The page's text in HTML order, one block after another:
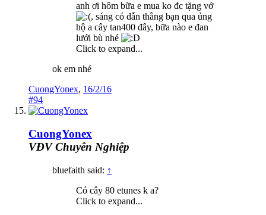
anh ơi hôm bữa e mua ko đc tặng vớ
, sáng có dẫn thằng bạn qua ủng
hộ a cây tan400 đây, bữa nào e đan
lưới bù nhé
Click to expand...
ok em nhé
CuongYonex, 16/2/16
#94
CuongYonex
VĐV Chuyên Nghiệp
bluefaith said: ↑
Có cây 80 etunes k a?
Click to expand...